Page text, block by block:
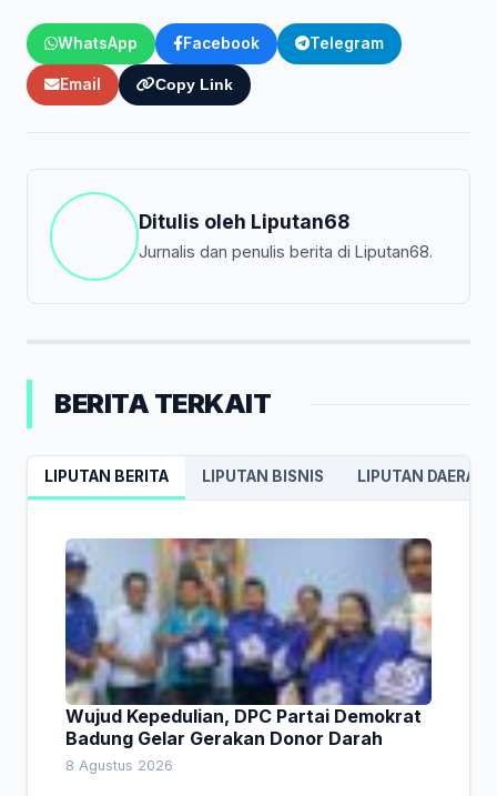
WhatsApp Facebook Telegram
Email Copy Link
Ditulis oleh Liputan68
Jurnalis dan penulis berita di Liputan68.
BERITA TERKAIT
LIPUTAN BERITA LIPUTAN BISNIS LIPUTAN DAERAH
Wujud Kepedulian, DPC Partai Demokrat
Badung Gelar Gerakan Donor Darah
8 Agustus 2026